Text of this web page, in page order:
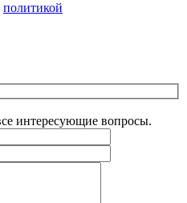
политикой
интересующие вопросы.